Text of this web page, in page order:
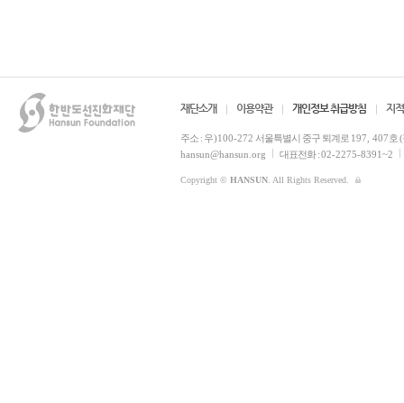
재단소개 이용약관 개인정보 취급방침 지
주소 : 우)100-272 서울특별시 중구 퇴계로 197, 407호
hansun@hansun.org
대표전화 :02-2275-8391~2
Copyright © HANSUN . All Rights Reserved.